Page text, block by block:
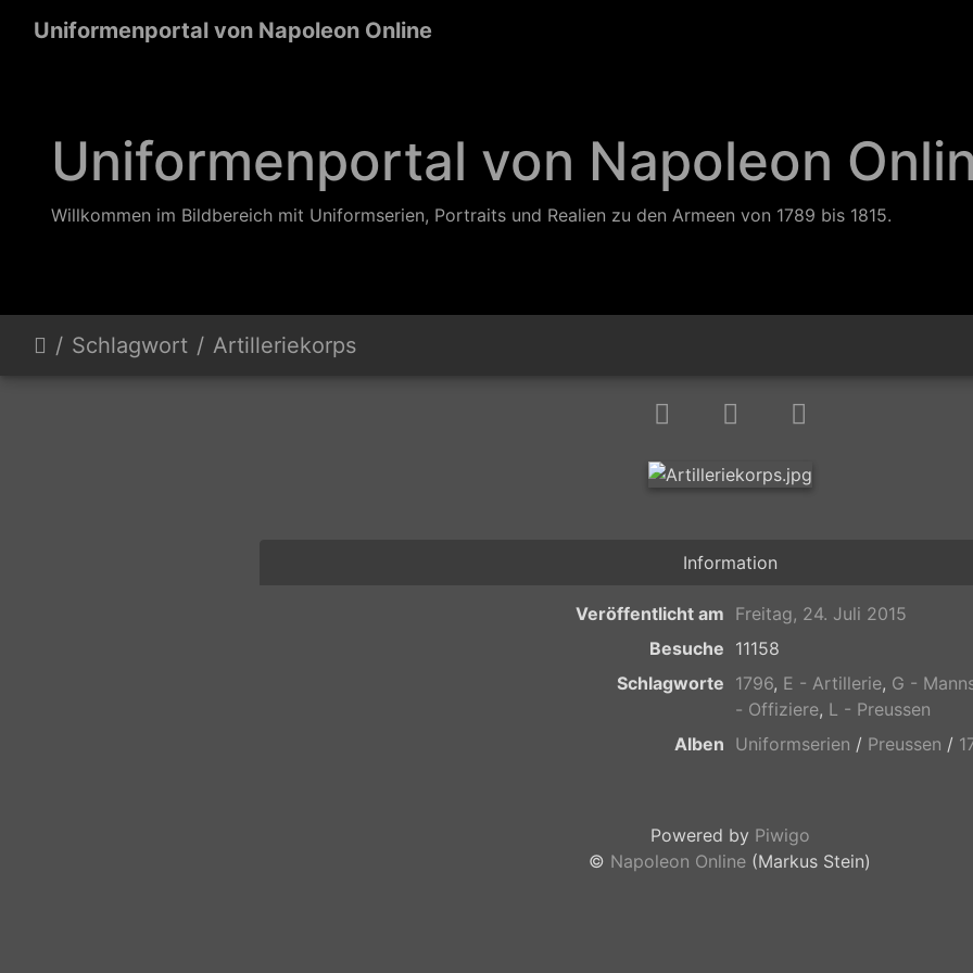
Uniformenportal von Napoleon Online
Uniformenportal von Napoleon
Willkommen im Bildbereich mit Uniformserien, Portraits und Realien zu den Armeen von 1789 bis 1815.
Schlagwort Artilleriekorps
Information
Veröffentlicht am Freitag, 24. Juli 2015
Besuche 11158
Schlagworte 1796, E - Artillerie, G -
- Offiziere, L - Preussen
Alben Uniformserien / Preussen /
Powered by Piwigo
© Napoleon Online (Markus Stein)